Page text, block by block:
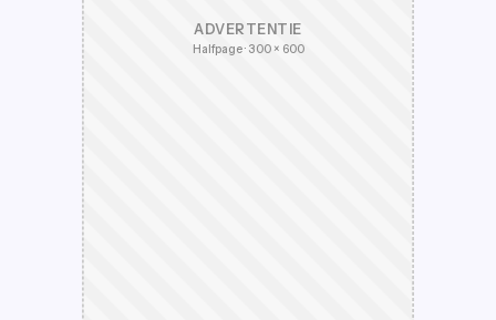
ADVERTENTIE
Halfpage · 300 × 600